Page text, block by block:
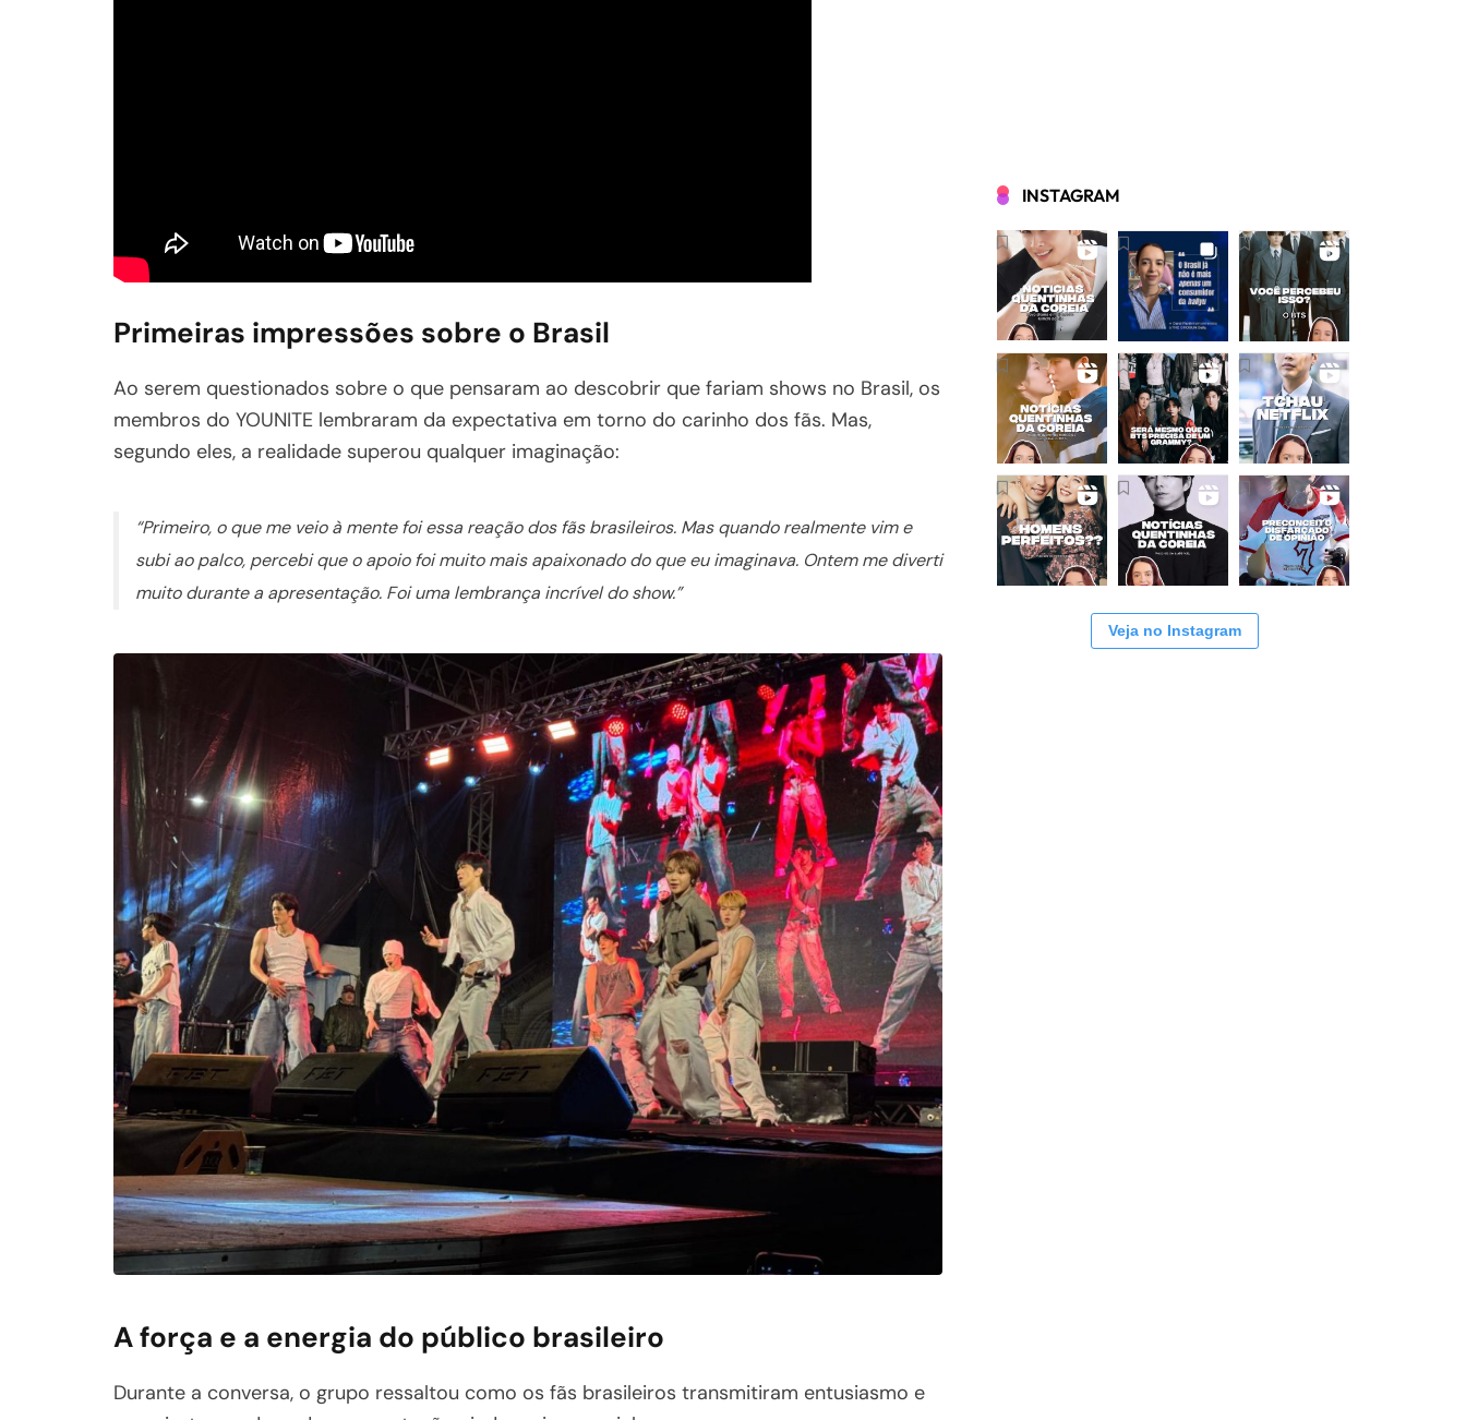
Primeiras impressões sobre o Brasil
Ao serem questionados sobre o que pensaram ao descobrir que fariam shows no Brasil, os
membros do YOUNITE lembraram da expectativa em torno do carinho dos fãs. Mas,
segundo eles, a realidade superou qualquer imaginação:
“Primeiro, o que me veio à mente foi essa reação dos fãs brasileiros. Mas quando realmente vim e
subi ao palco, percebi que o apoio foi muito mais apaixonado do que eu imaginava. Ontem me diverti
muito durante a apresentação. Foi uma lembrança incrível do show.”
A força e a energia do público brasileiro
Durante a conversa, o grupo ressaltou como os fãs brasileiros transmitiram entusiasmo e
INSTAGRAM
Veja no Instagram